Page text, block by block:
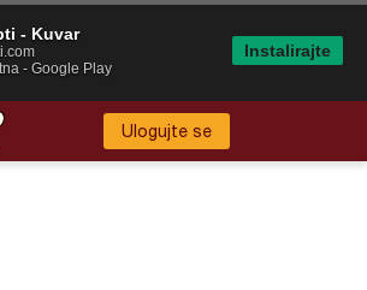
Ulogujte se
- Kuvar
- Google Play
Instalirajte